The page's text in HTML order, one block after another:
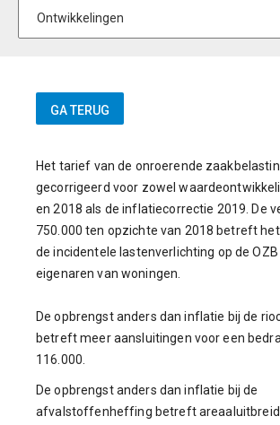
Het tarief van de onroerende
gecorrigeerd voor zowel
en 2018 als de inflatiecorrectie 2019. De
750.000 ten opzichte van 2018 betreft
de incidentele lastenverlichting op de
eigenaren van woningen.
De opbrengst anders dan inflatie bij de
betreft meer aansluitingen voor een
116.000.
De opbrengst anders dan inflatie bij de
afvalstoffenheffing betreft